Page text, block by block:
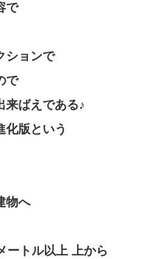
で
ションで
で
来ばえである♪
化版という
物へ
ートル以上 上から